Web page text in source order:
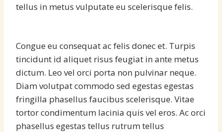
tellus in metus vulputate eu scelerisque felis.
Congue eu consequat ac felis donec et. Turpis
tincidunt id aliquet risus feugiat in ante metus
dictum. Leo vel orci porta non pulvinar neque.
Diam volutpat commodo sed egestas egestas
fringilla phasellus faucibus scelerisque. Vitae
tortor condimentum lacinia quis vel eros. Ac orci
phasellus egestas tellus rutrum tellus